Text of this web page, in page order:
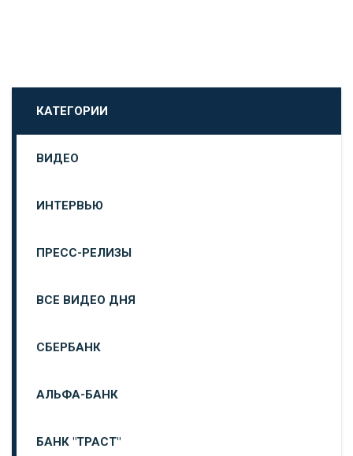
КАТЕГОРИИ
ВИДЕО
ИНТЕРВЬЮ
ПРЕСС-РЕЛИЗЫ
ВСЕ ВИДЕО ДНЯ
СБЕРБАНК
АЛЬФА-БАНК
БАНК "ТРАСТ"